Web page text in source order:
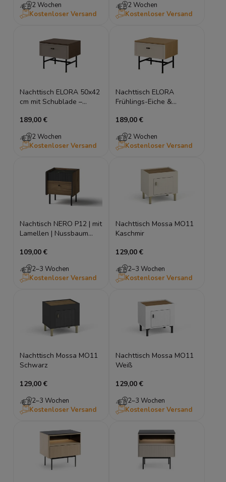
2 Wochen
Kostenloser Versand
2 Wochen
Kostenloser Versand
Nachttisch ELORA 50x42
cm mit Schublade –
Metallgestell
189,00 €
2 Wochen
Kostenloser Versand
Nachttisch ELORA
Frühlings-Eiche &
Nachtschrank
189,00 €
2 Wochen
Kostenloser Versand
Nachtisch NERO P12 | mit
Lamellen | Nussbaum
industrial
109,00 €
2–3 Wochen
Kostenloser Versand
Nachttisch Mossa MO11
Kaschmir
129,00 €
2–3 Wochen
Kostenloser Versand
Nachttisch Mossa MO11
Schwarz
129,00 €
2–3 Wochen
Kostenloser Versand
Nachttisch Mossa MO11
Weiß
129,00 €
2–3 Wochen
Kostenloser Versand